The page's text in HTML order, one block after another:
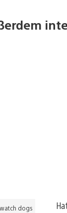
watch dogs